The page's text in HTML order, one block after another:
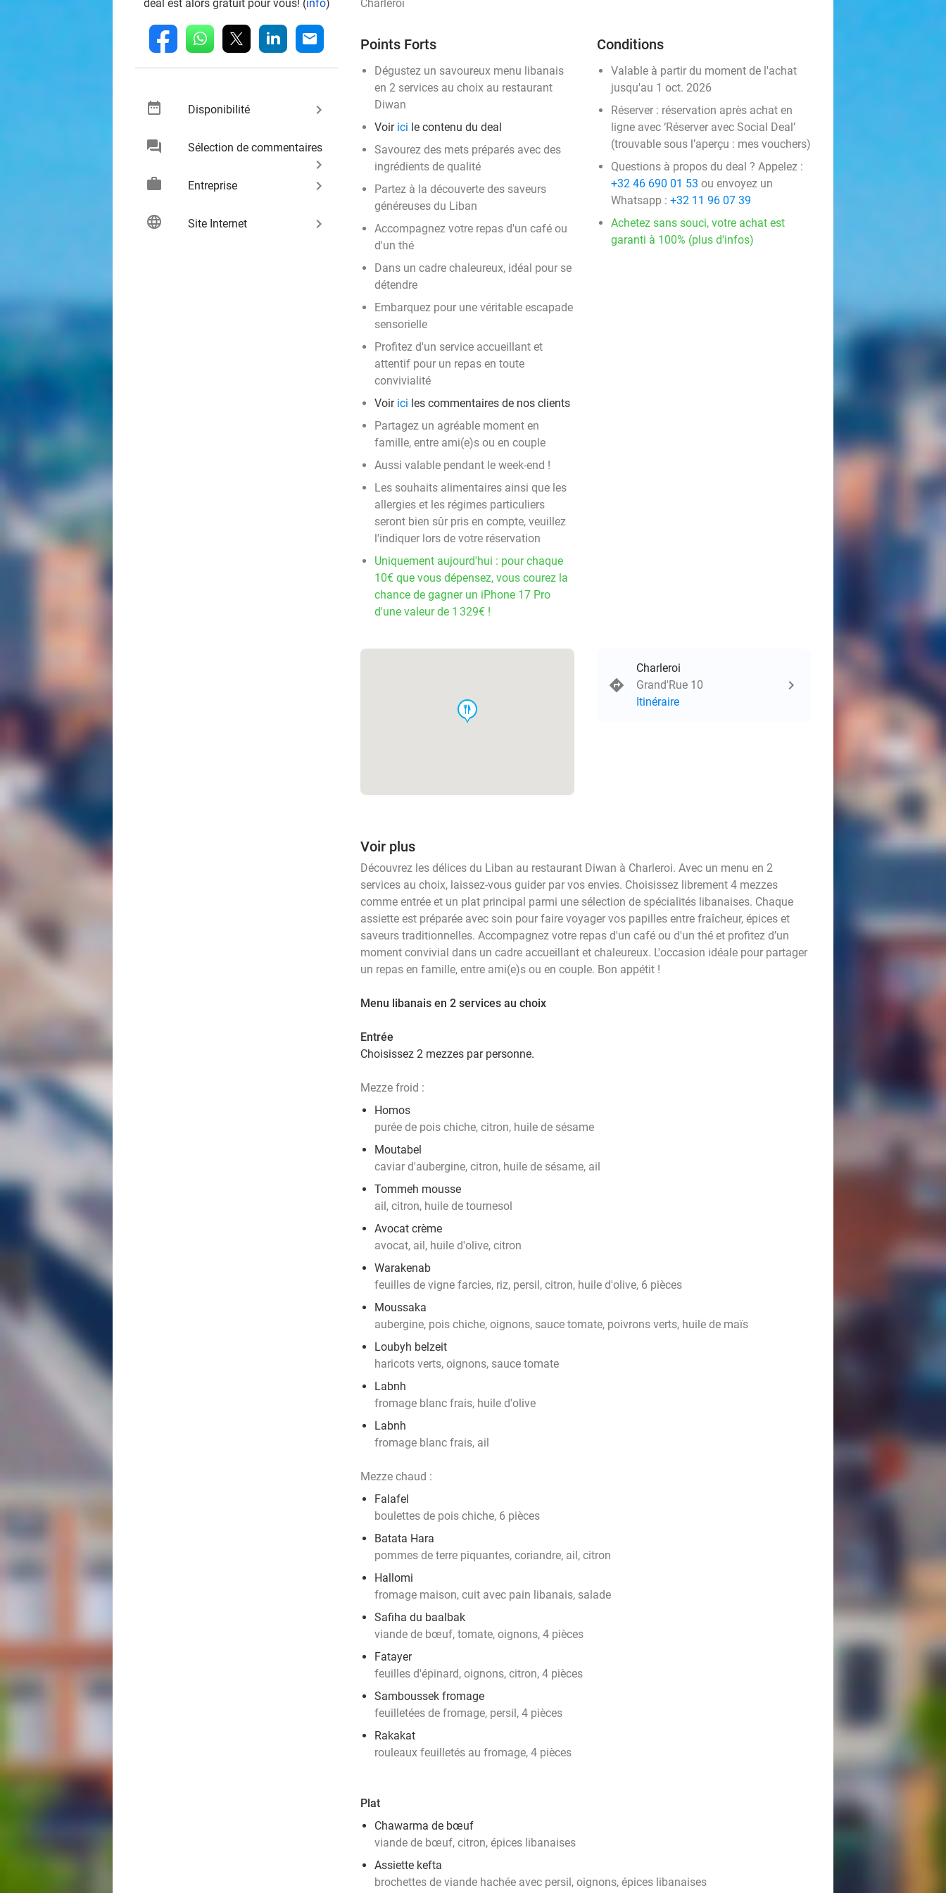
deal est alors gratuit pour vous! (info)
fb whatsapp linkedin mail
date_range Disponibilité keyboard_arrow_right
chat Sélection de commentaires
keyboard_arrow_right
work
Entreprise keyboard_arrow_right
language Site Internet keyboard_arrow_right
Charleroi
Points Forts
Dégustez un savoureux menu libanais
en 2 services au choix au restaurant
Diwan
Voir ici le contenu du deal
Savourez des mets préparés avec des
ingrédients de qualité
Partez à la découverte des saveurs
généreuses du Liban
Accompagnez votre repas d'un café ou
d'un thé
Dans un cadre chaleureux, idéal pour se
détendre
Embarquez pour une véritable escapade
sensorielle
Profitez d'un service accueillant et
attentif pour un repas en toute
convivialité
Voir ici les commentaires de nos clients
Partagez un agréable moment en
famille, entre ami(e)s ou en couple
Aussi valable pendant le week-end !
Les souhaits alimentaires ainsi que les
allergies et les régimes particuliers
seront bien sûr pris en compte, veuillez
l'indiquer lors de votre réservation
Uniquement aujourd'hui : pour chaque
10€ que vous dépensez, vous courez la
chance de gagner un iPhone 17 Pro
d'une valeur de 1 329€ !
Conditions
Valable à partir du moment de l'achat
jusqu'au 1 oct. 2026
Réserver : réservation après achat en
ligne avec ‘Réserver avec Social Deal’
(trouvable sous l’aperçu : mes vouchers)
Questions à propos du deal ? Appelez :
+32 46 690 01 53 ou envoyez un
Whatsapp : +32 11 96 07 39
Achetez sans souci, votre achat est
garanti à 100% (plus d'infos)
food
Charleroi
Grand'Rue 10
Itinéraire
Voir plus
Découvrez les délices du Liban au restaurant Diwan à Charleroi. Avec un menu en 2
services au choix, laissez-vous guider par vos envies. Choisissez librement 4 mezzes
comme entrée et un plat principal parmi une sélection de spécialités libanaises. Chaque
assiette est préparée avec soin pour faire voyager vos papilles entre fraîcheur, épices et
saveurs traditionnelles. Accompagnez votre repas d'un café ou d'un thé et profitez d’un
moment convivial dans un cadre accueillant et chaleureux. L'occasion idéale pour partager
un repas en famille, entre ami(e)s ou en couple. Bon appétit !
Menu libanais en 2 services au choix
Entrée
Choisissez 2 mezzes par personne.
Mezze froid :
Homos
purée de pois chiche, citron, huile de sésame
Moutabel
caviar d'aubergine, citron, huile de sésame, ail
Tommeh mousse
ail, citron, huile de tournesol
Avocat crème
avocat, ail, huile d'olive, citron
Warakenab
feuilles de vigne farcies, riz, persil, citron, huile d'olive, 6 pièces
Moussaka
aubergine, pois chiche, oignons, sauce tomate, poivrons verts, huile de maïs
Loubyh belzeit
haricots verts, oignons, sauce tomate
Labnh
fromage blanc frais, huile d'olive
Labnh
fromage blanc frais, ail
Mezze chaud :
Falafel
boulettes de pois chiche, 6 pièces
Batata Hara
pommes de terre piquantes, coriandre, ail, citron
Hallomi
fromage maison, cuit avec pain libanais, salade
Safiha du baalbak
viande de bœuf, tomate, oignons, 4 pièces
Fatayer
feuilles d'épinard, oignons, citron, 4 pièces
Samboussek fromage
feuilletées de fromage, persil, 4 pièces
Rakakat
rouleaux feuilletés au fromage, 4 pièces
Plat
Chawarma de bœuf
viande de bœuf, citron, épices libanaises
Assiette kefta
brochettes de viande hachée avec persil, oignons, épices libanaises